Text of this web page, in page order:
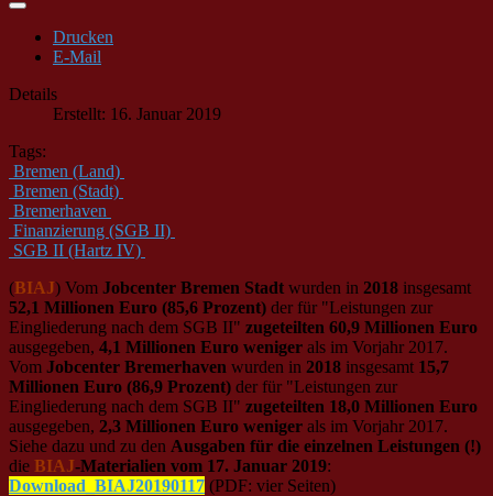
Drucken
E-Mail
Details
Erstellt: 16. Januar 2019
Tags:
Bremen (Land)
Bremen (Stadt)
Bremerhaven
Finanzierung (SGB II)
SGB II (Hartz IV)
(BIAJ) Vom Jobcenter Bremen Stadt wurden in 2018 insgesamt
52,1 Millionen Euro (85,6 Prozent) der für "Leistungen zur
Eingliederung nach dem SGB II" zugeteilten 60,9 Millionen Euro
ausgegeben, 4,1 Millionen Euro weniger als im Vorjahr 2017.
Vom Jobcenter Bremerhaven wurden in 2018 insgesamt 15,7
Millionen Euro (86,9 Prozent) der für "Leistungen zur
Eingliederung nach dem SGB II" zugeteilten 18,0 Millionen Euro
ausgegeben, 2,3 Millionen Euro weniger als im Vorjahr 2017.
Siehe dazu und zu den Ausgaben für die einzelnen Leistungen (!)
die BIAJ-Materialien vom 17. Januar 2019:
Download_BIAJ20190117 (PDF: vier Seiten)